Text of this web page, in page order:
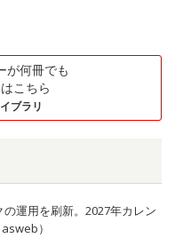
が何冊でも
こちら
ブラリ
運用を刷新。2027年カレン
）